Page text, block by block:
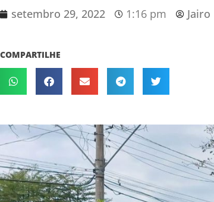
setembro 29, 2022 1:16 pm Jairo
COMPARTILHE